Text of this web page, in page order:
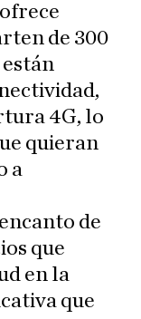
de 300
4G, lo
quieran
a
de
que
en la
que